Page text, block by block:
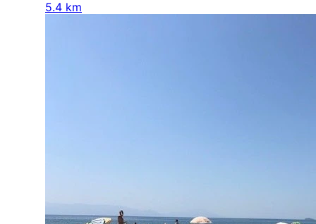
5.4 km